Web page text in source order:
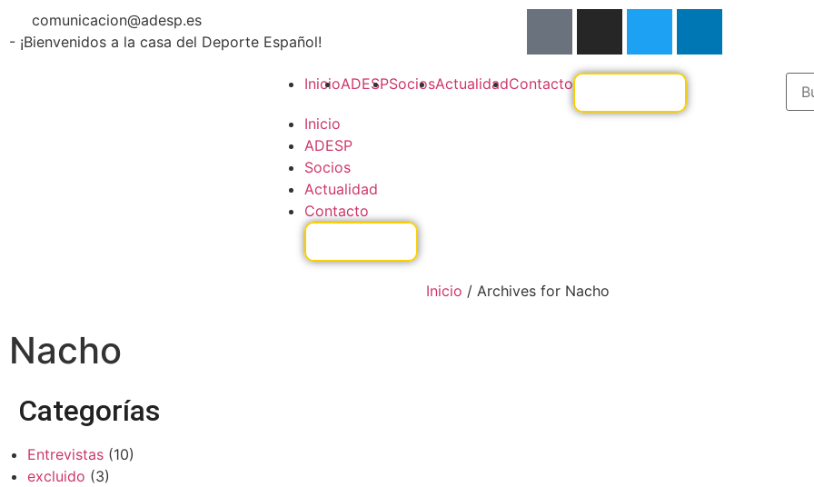
comunicacion@adesp.es
- ¡Bienvenidos a la casa del Deporte Español!
InicioADESPSociosActualidadContacto
Inicio
ADESP
Socios
Actualidad
Contacto
Inicio / Archives for Nacho
Nacho
Categorías
Entrevistas (10)
excluido (3)